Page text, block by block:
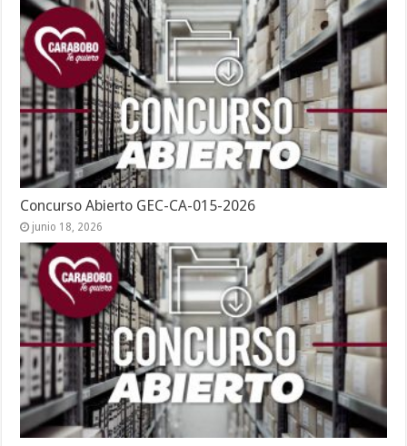
Concurso Abierto GEC-CA-015-2026
junio 18, 2026